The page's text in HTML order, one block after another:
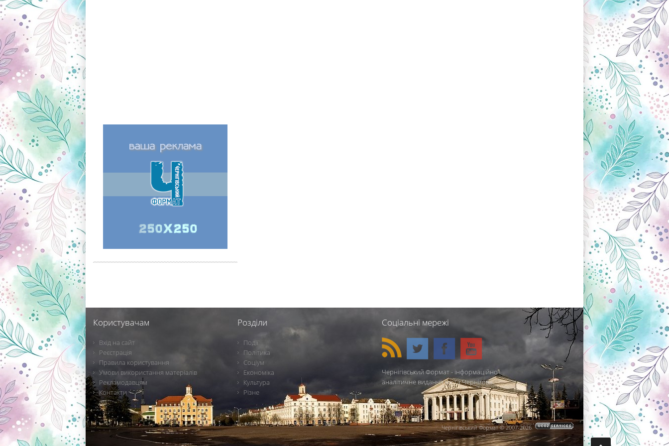
Користувачам
Вхід на сайт
Реєстрація
Правила користування
Умови використання матеріалів
Рекламодавцям
Контакти
Розділи
Події
Політика
Соціум
Економіка
Культура
Різне
Соціальні мережі
Чернігівський Формат - інформаційно-
аналітичне видання міста Чернігова.
Чернігівський Формат © 2007-2026. .